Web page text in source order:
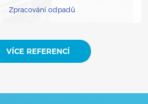
Zpracování odpadů
VÍCE REFERENCÍ